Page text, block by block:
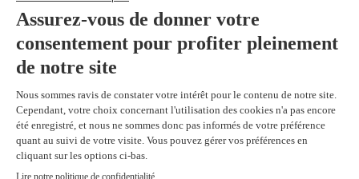
maintenance
469,99$
supérieur en
remplacement
du Q2429A